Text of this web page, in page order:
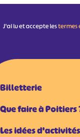
J'ai lu et accepte lestermes
Billetterie
Que faire à Poitiers
Les idées d'activités